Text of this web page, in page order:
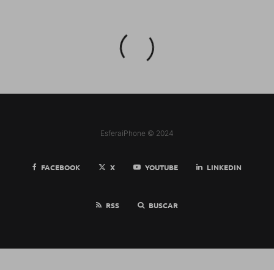
EsferaiPhone © 2024
FACEBOOK X YOUTUBE LINKEDIN
RSS BUSCAR